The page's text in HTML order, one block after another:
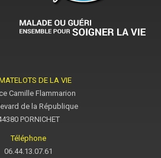
DE LA VIE
Camille Flammarion
de la République
PORNICHET
Téléphone
06.44.13.07.61